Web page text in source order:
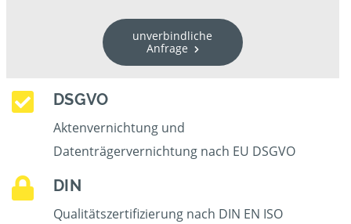
unverbindliche
Anfrage
DSGVO
Aktenvernichtung und
Datenträgervernichtung nach EU DSGVO
DIN
Qualitätszertifizierung nach DIN EN ISO